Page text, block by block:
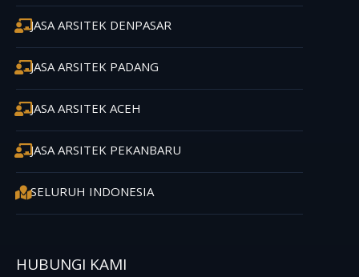
JASA ARSITEK DENPASAR
JASA ARSITEK PADANG
JASA ARSITEK ACEH
JASA ARSITEK PEKANBARU
SELURUH INDONESIA
HUBUNGI KAMI